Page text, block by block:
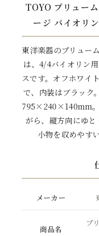
TOYO プリュー
ージ バイオリ
東洋楽器のプリュー
は、4/4バイオリン
スです。オフホワイ
で、内装はブラック
795×240×140mm。
がら、縦方向にゆと
小物を収めやす
メーカー
商品名
プ